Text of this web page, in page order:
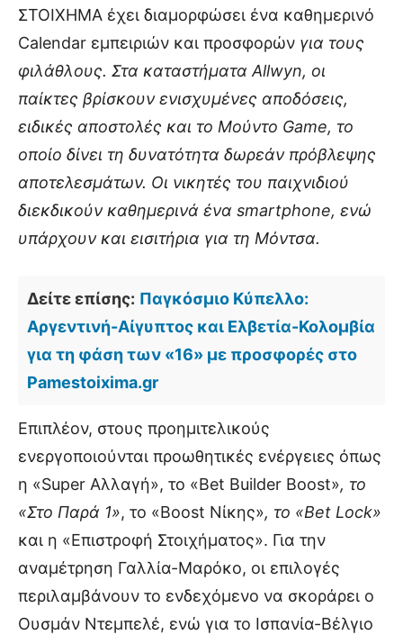
ΣΤΟΙΧΗΜΑ έχει διαμορφώσει ένα καθημερινό
Calendar εμπειριών και προσφορών για τους
φιλάθλους. Στα καταστήματα Allwyn, οι
παίκτες βρίσκουν ενισχυμένες αποδόσεις,
ειδικές αποστολές και το Mούντο Game, το
οποίο δίνει τη δυνατότητα δωρεάν πρόβλεψης
αποτελεσμάτων. Οι νικητές του παιχνιδιού
διεκδικούν καθημερινά ένα smartphone, ενώ
υπάρχουν και εισιτήρια για τη Μόντσα.
Δείτε επίσης: Παγκόσμιο Κύπελλο:
Αργεντινή-Αίγυπτος και Ελβετία-Κολομβία
για τη φάση των «16» με προσφορές στο
Pamestoixima.gr
Επιπλέον, στους προημιτελικούς
ενεργοποιούνται προωθητικές ενέργειες όπως
η «Super Αλλαγή», το «Βet Builder Boost», το
«Στο Παρά 1», το «Βοοst Νίκης», το «Βet Lock»
και η «Επιστροφή Στοιχήματος». Για την
αναμέτρηση Γαλλία-Μαρόκο, οι επιλογές
περιλαμβάνουν το ενδεχόμενο να σκοράρει ο
Ουσμάν Ντεμπελέ, ενώ για το Ισπανία-Βέλγιο